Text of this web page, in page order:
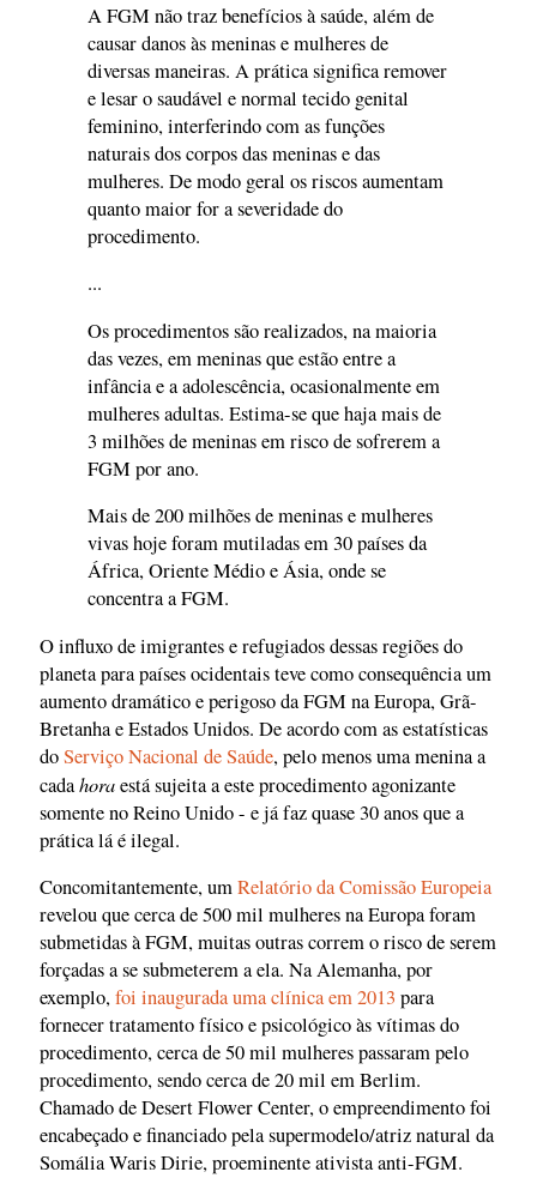
A FGM não traz benefícios à saúde, além de
causar danos às meninas e mulheres de
diversas maneiras. A prática significa remover
e lesar o saudável e normal tecido genital
feminino, interferindo com as funções
naturais dos corpos das meninas e das
mulheres. De modo geral os riscos aumentam
quanto maior for a severidade do
procedimento.
...
Os procedimentos são realizados, na maioria
das vezes, em meninas que estão entre a
infância e a adolescência, ocasionalmente em
mulheres adultas. Estima-se que haja mais de
3 milhões de meninas em risco de sofrerem a
FGM por ano.
Mais de 200 milhões de meninas e mulheres
vivas hoje foram mutiladas em 30 países da
África, Oriente Médio e Ásia, onde se
concentra a FGM.
O influxo de imigrantes e refugiados dessas regiões do
planeta para países ocidentais teve como consequência um
aumento dramático e perigoso da FGM na Europa, Grã-
Bretanha e Estados Unidos. De acordo com as estatísticas
doServiço Nacional de Saúde, pelo menos uma menina a
cadahoraestá sujeita a este procedimento agonizante
somente no Reino Unido - e já faz quase 30 anos que a
prática lá é ilegal.
Concomitantemente, umRelatório da Comissão Europeia
revelou que cerca de 500 mil mulheres na Europa foram
submetidas à FGM, muitas outras correm o risco de serem
forçadas a se submeterem a ela. Na Alemanha, por
exemplo,foi inaugurada uma clínica em 2013 para
fornecer tratamento físico e psicológico às vítimas do
procedimento, cerca de 50 mil mulheres passaram pelo
procedimento, sendo cerca de 20 mil em Berlim.
Chamado de Desert Flower Center, o empreendimento foi
encabeçado e financiado pela supermodelo/atriz natural da
Somália Waris Dirie, proeminente ativista anti-FGM.